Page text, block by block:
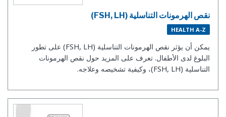
نقص الهرمونات التناسلية (FSH, LH)
HEALTH A-Z
يمكن أن يؤثر نقص الهرمونات التناسلية (FSH, LH) على تطور
البلوغ لدى الأطفال. تعرف على المزيد حول نقص الهرمونات
التناسلية (FSH, LH)، وكيفية تشخيصه وعلاجه.